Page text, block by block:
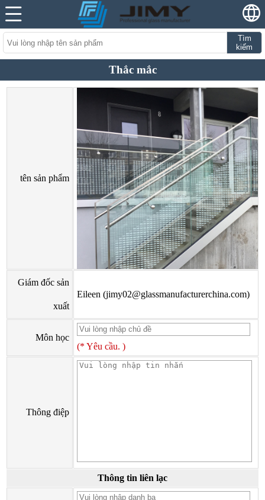
Tìm
kiếm
Thắc mắc
tên sản phẩm
Giám đốc sản
xuất
Eileen (jimy02@glassmanufacturerchina.com)
Môn học
(* Yêu cầu. )
Thông điệp
Thông tin liên lạc